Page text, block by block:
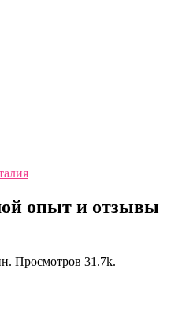
опыт и отзывы
Просмотров 31.7k.